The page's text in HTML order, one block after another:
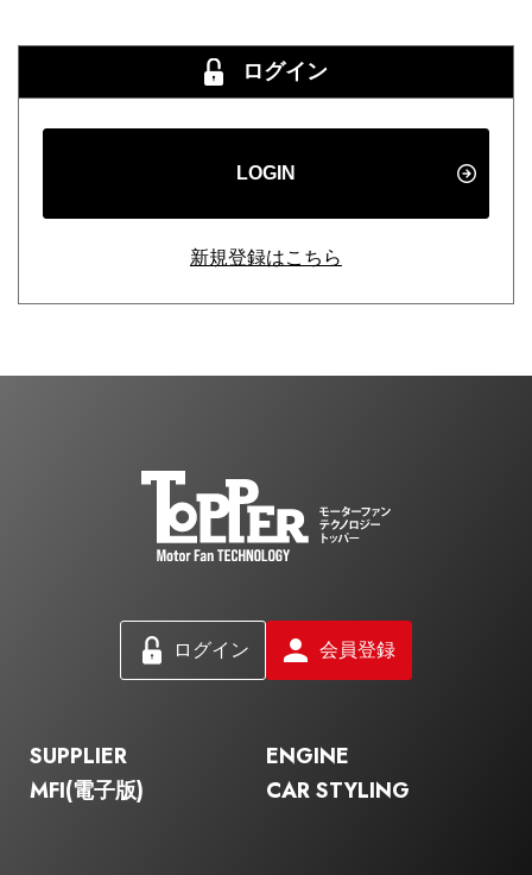
ログイン
LOGIN
新規登録はこちら
ログイン 会員登録
SUPPLIER
ENGINE
MFI(電子版)
CAR STYLING